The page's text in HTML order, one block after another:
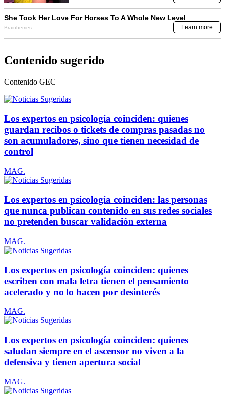
Contenido sugerido
Contenido GEC
Los expertos en psicología coinciden: quienes
guardan recibos o tickets de compras pasadas no
son acumuladores, sino que tienen necesidad de
control
MAG.
Los expertos en psicología coinciden: las personas
que nunca publican contenido en sus redes sociales
no pretenden buscar validación externa
MAG.
Los expertos en psicología coinciden: quienes
escriben con mala letra tienen el pensamiento
acelerado y no lo hacen por desinterés
MAG.
Los expertos en psicología coinciden: quienes
saludan siempre en el ascensor no viven a la
defensiva y tienen apertura social
MAG.